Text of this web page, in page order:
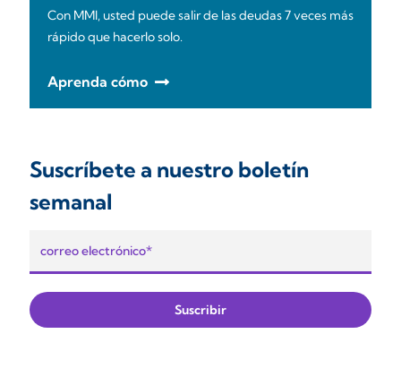
Con MMI, usted puede salir de las deudas 7 veces más
rápido que hacerlo solo.
Aprenda cómo
Suscríbete a nuestro boletín
semanal